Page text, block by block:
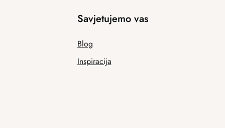
Savjetujemo vas
Blog
Inspiracija